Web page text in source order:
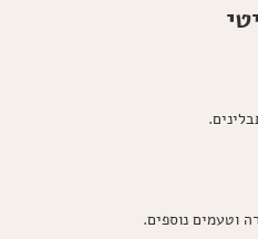
וטעמים נוספים.